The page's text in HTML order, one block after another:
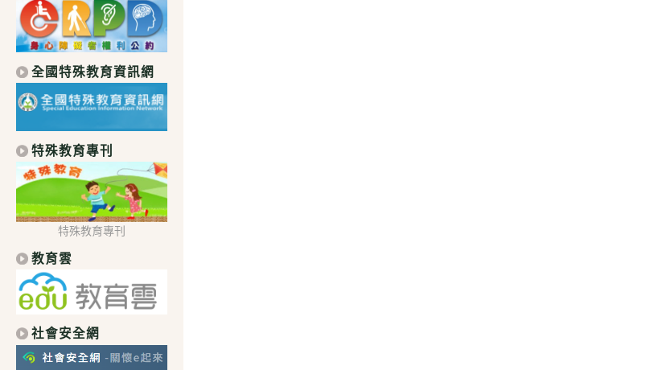
全國特殊教育資訊網
特殊教育專刊
特殊教育專刊
教育雲
社會安全網